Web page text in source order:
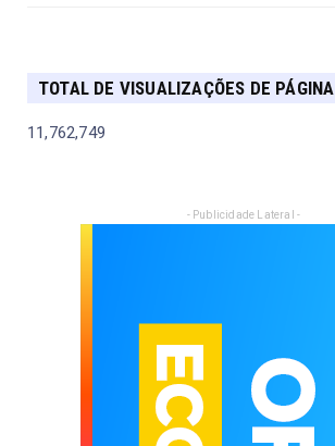
TOTAL DE VISUALIZAÇÕES DE PÁGINA
11,762,749
- Publicidade Lateral -